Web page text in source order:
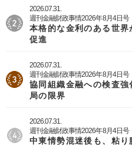
2026.07.31.
週刊金融財政事情2026年8月4日号
本格的な金利のある世
促進
2026.07.31.
週刊金融財政事情2026年8月4日号
協同組織金融への検査
局の限界
2026.07.31.
週刊金融財政事情2026年8月4日号
中東情勢混迷後も、粘